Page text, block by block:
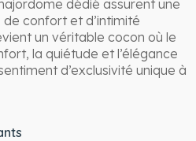
dédié assurent une
confort et d’intimité
un véritable cocon où le
la quiétude et l’élégance
d’exclusivité unique à